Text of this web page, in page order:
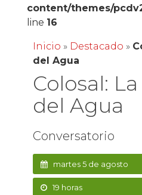
content/themes/
line 16
Inicio » Destacado »
del Agua
Colosal:
del Agua
Conversatorio
martes 5 de agosto
19 horas